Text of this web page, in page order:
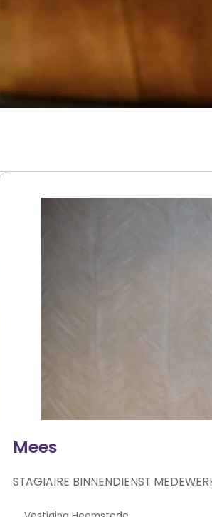
Mees
STAGIAIRE BINNENDIENST